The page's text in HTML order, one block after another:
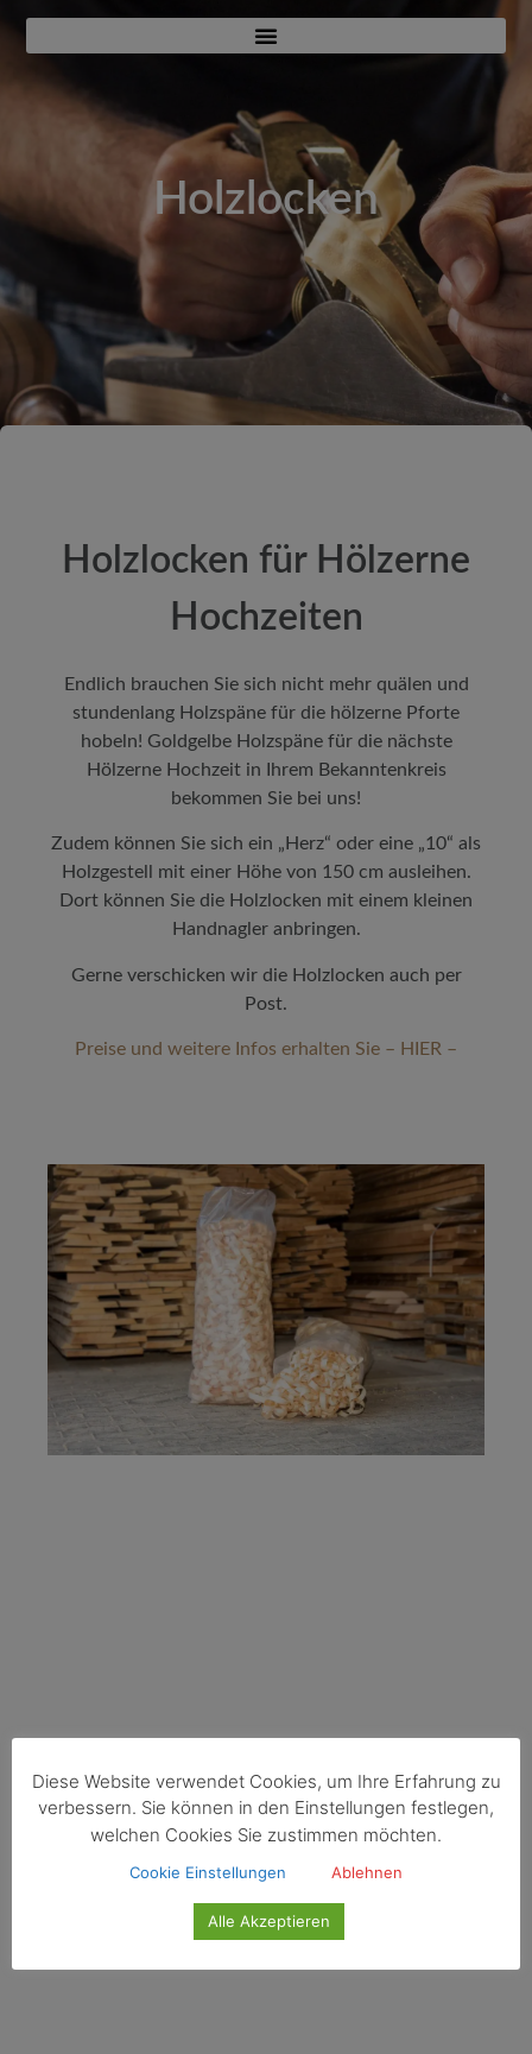
Holzlocken
Holzlocken für Hölzerne
Hochzeiten
Endlich brauchen Sie sich nicht mehr quälen und
stundenlang Holzspäne für die hölzerne Pforte
hobeln! Goldgelbe Holzspäne für die nächste
Hölzerne Hochzeit in Ihrem Bekanntenkreis
bekommen Sie bei uns!
Zudem können Sie sich ein „Herz“ oder eine „10“ als
Holzgestell mit einer Höhe von 150 cm ausleihen.
Dort können Sie die Holzlocken mit einem kleinen
Handnagler anbringen.
Gerne verschicken wir die Holzlocken auch per
Post.
Preise und weitere Infos erhalten Sie – HIER –
Diese Website verwendet Cookies, um Ihre Erfahrung zu
verbessern. Sie können in den Einstellungen festlegen,
welchen Cookies Sie zustimmen möchten.
Cookie Einstellungen Ablehnen
Alle Akzeptieren